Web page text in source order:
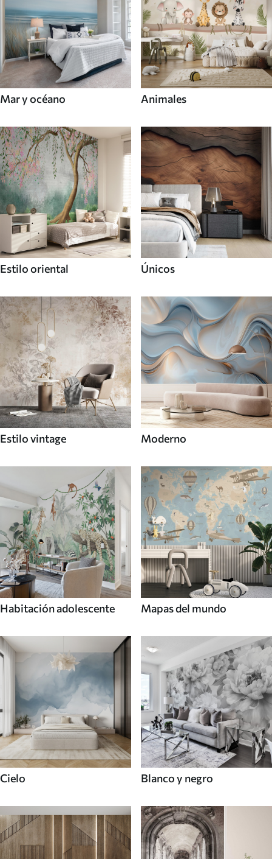
Mar y océano Animales
Estilo oriental Únicos
Estilo vintage Moderno
Habitación adolescente Mapas del mundo
Cielo Blanco y negro